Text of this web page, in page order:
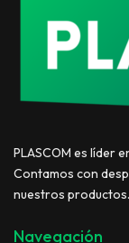
PLASCOM es líder
Contamos con
nuestros productos.
Navegación